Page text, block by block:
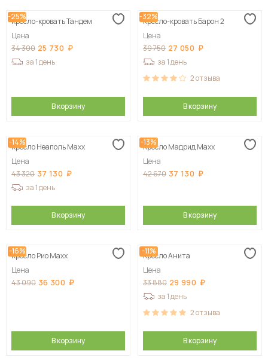
-25%
Кресло-кровать Тандем
Цена
34 300 25 730
за 1 день
В корзину
-32%
Кресло-кровать Барон 2
Цена
39 750 27 050
за 1 день
2отзыва
В корзину
-14%
Кресло Неаполь Maxx
Цена
43 320 37 130
за 1 день
В корзину
-13%
Кресло Мадрид Maxx
Цена
42 670 37 130
В корзину
-16%
Кресло Рио Maxx
Цена
43 090 36 300
В корзину
-11%
Кресло Анита
Цена
33 880 29 990
за 1 день
2отзыва
В корзину